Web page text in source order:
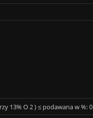
13% O 2 ) ≤ podawana w %: 0